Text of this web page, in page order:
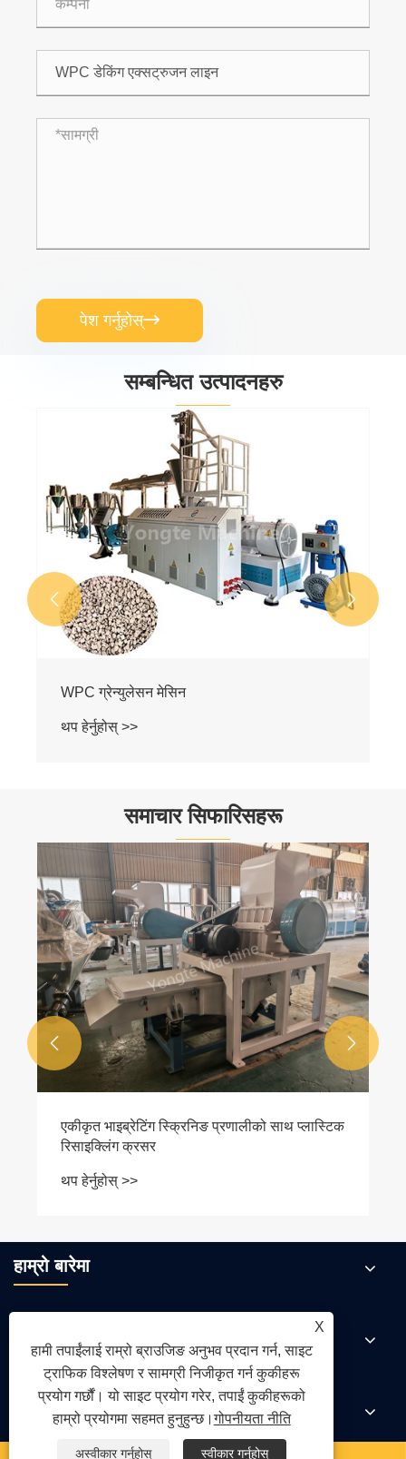
पेश गर्नुहोस्
सम्बन्धित उत्पादनहरु
प्लास्टिक काठ बनाउने मेसिन
थप हेर्नुहोस् >>
 
समाचार सिफारिसहरू
WPC ढोकाको गुणस्तर ठोस काठको ढोकासँग कसरी
थप हेर्नुहोस् >>
 
हाम्रो बारेमा
उत्पादनहरू
समाचार
X
हामी तपाईंलाई राम्रो ब्राउजिङ अनुभव प्रदान गर्न, साइट
ट्राफिक विश्लेषण र सामग्री निजीकृत गर्न कुकीहरू
प्रयोग गर्छौं। यो साइट प्रयोग गरेर, तपाईं कुकीहरूको
हाम्रो प्रयोगमा सहमत हुनुहुन्छ।गोपनीयता नीति
अस्वीकार गर्नुहोस् स्वीकार गर्नुहोस्